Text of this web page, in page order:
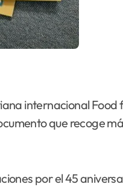
internacional Food
que recoge
por el 45